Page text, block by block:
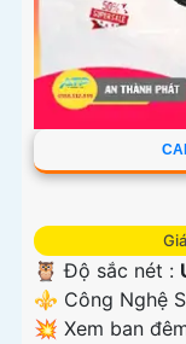
🦉 Độ sắc nét :
⚜️ Công Nghệ
💥 Xem ban